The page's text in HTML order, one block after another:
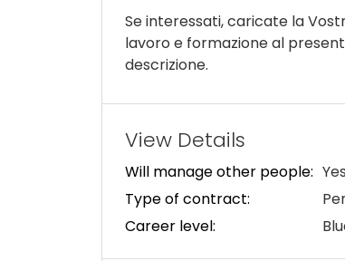
Se interessati, caricate la
lavoro e formazione al
descrizione.
View Details
Will manage other people: Yes
Type of contract:
Career level: